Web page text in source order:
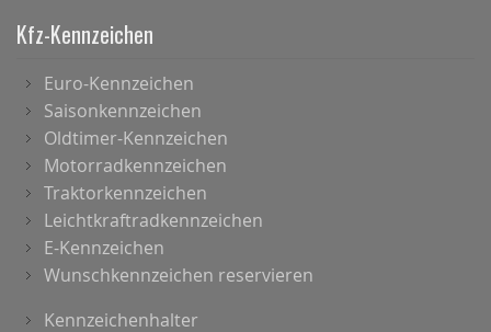
Kfz-Kennzeichen
Euro-Kennzeichen
Saisonkennzeichen
Oldtimer-Kennzeichen
Motorradkennzeichen
Traktorkennzeichen
Leichtkraftradkennzeichen
E-Kennzeichen
Wunschkennzeichen reservieren
Kennzeichenhalter